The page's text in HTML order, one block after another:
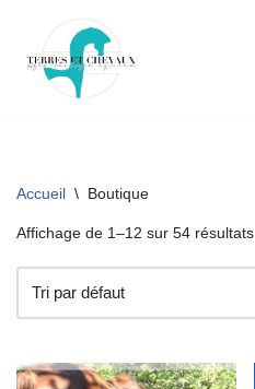
Aller
Accueil \ Boutique
Affichage de 1–12 sur 54 résultats